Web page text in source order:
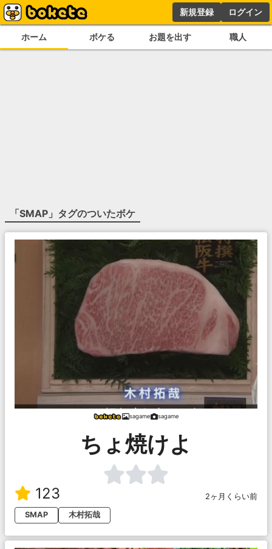
新規登録 ログイン
ホーム ボケる お題を出す 職人
「SMAP 」タグのついたボケ
sagame sagame
ちょ焼けよ
123
2ヶ月くらい前
SMAP
木村拓哉